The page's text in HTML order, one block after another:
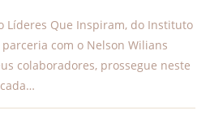
Líderes Que Inspiram, do Instituto
com o Nelson Wilians
colaboradores, prossegue neste